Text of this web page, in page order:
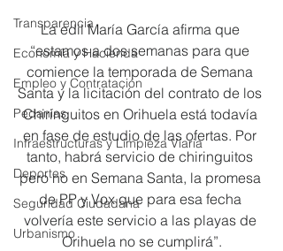
Transparencia
Economía y Hacienda
Empleo y Contratación
Pedanías
Infraestructuras y Limpieza Viaria
Deportes
Seguridad Ciudadana
Urbanismo
La edil María García afirma que
“estamos a dos semanas para que
comience la temporada de Semana
Santa y la licitación del contrato de los
Chiringuitos en Orihuela está todavía
en fase de estudio de las ofertas. Por
tanto, habrá servicio de chiringuitos
pero no en Semana Santa, la promesa
de PP y Vox que para esa fecha
volvería este servicio a las playas de
Orihuela no se cumplirá”.